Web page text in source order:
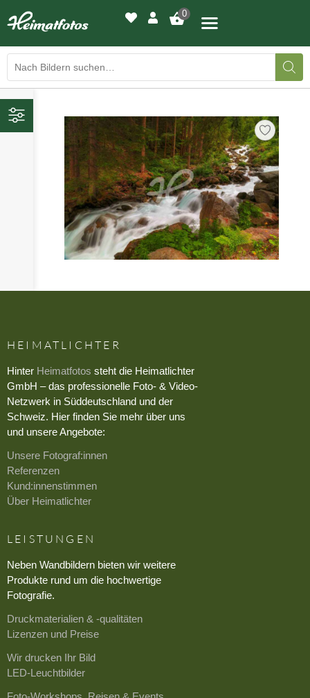
0
BILDERGALERIE
DRUCKQUALITÄTEN
LED-LEUCHTBILDER
WIR DRUCKEN IHR BILD
AUSSTELLUNGEN
›
›
HEIMATLICHTER
Hinter Heimatfotos steht die Heimatlichter
GmbH – das professionelle Foto- & Video-
Netzwerk in Süddeutschland und der
Schweiz. Hier finden Sie mehr über uns
und unsere Angebote:
Unsere Fotograf:innen
Referenzen
Kund:innenstimmen
Über Heimatlichter
LEISTUNGEN
Neben Wandbildern bieten wir weitere
Produkte rund um die hochwertige
Fotografie.
Druckmaterialien & -qualitäten
Lizenzen und Preise
Wir drucken Ihr Bild
LED-Leuchtbilder